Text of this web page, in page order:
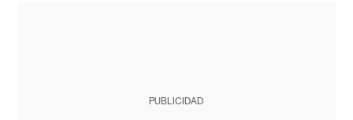
PUBLICIDAD